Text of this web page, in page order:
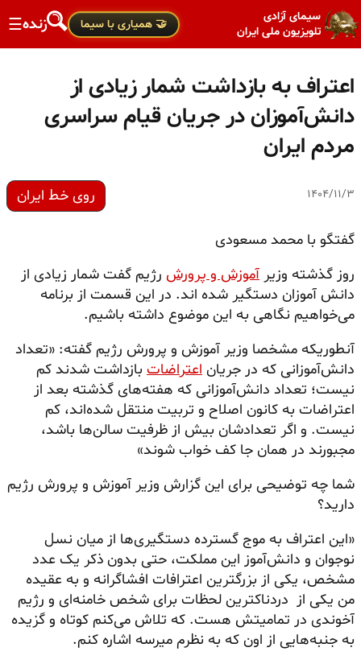
سیمای آزادی
تلویزیون ملی ایران
🤝 همیاری با سیما زنده☰
اعتراف به بازداشت شمار زیادی از
دانش‌آموزان در جریان قیام سراسری
مردم ایران
۱۴۰۴/۱۱/۳ روی خط ایران
گفتگو با محمد مسعودی
روز گذشته وزیر آموزش و پرورش رژیم گفت شمار زیادی از
دانش آموزان دستگیر شده اند. در این قسمت از برنامه
می‌خواهیم نگاهی به این موضوع داشته باشیم.
آنطوریکه مشخصا وزیر آموزش و پرورش رژیم گفته: «تعداد
دانش‌آموزانی که در جریان اعتراضات بازداشت شدند کم
نیست؛ تعداد دانش‌آموزانی که هفته‌های گذشته بعد از
اعتراضات به کانون اصلاح و تربیت منتقل شده‌اند، کم
نیست. و اگر تعدادشان بیش از ظرفیت سالن‌ها باشد،
مجبورند در همان جا کف خواب شوند»
شما چه توضیحی برای این گزارش وزیر آموزش و پرورش رژیم
دارید؟
«این اعتراف به موج گسترده دستگیری‌ها از میان نسل
نوجوان و دانش‌آموز این مملکت، حتی بدون ذکر یک عدد
مشخص، یکی از بزرگترین اعترافات افشاگرانه و به عقیده
من یکی از دردناکترین لحظات برای شخص خامنه‌ای و رژیم
آخوندی در تمامیتش هست. که تلاش می‌کنم کوتاه و گزیده
به جنبه‌هایی از اون که به نظرم میرسه اشاره کنم.